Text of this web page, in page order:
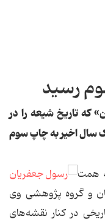
رسید
که تاریخ شیعه را در
سال اخیر به چاپ سوم
همت
و گروه پژوهشی وی
در کنار نقشه‌های